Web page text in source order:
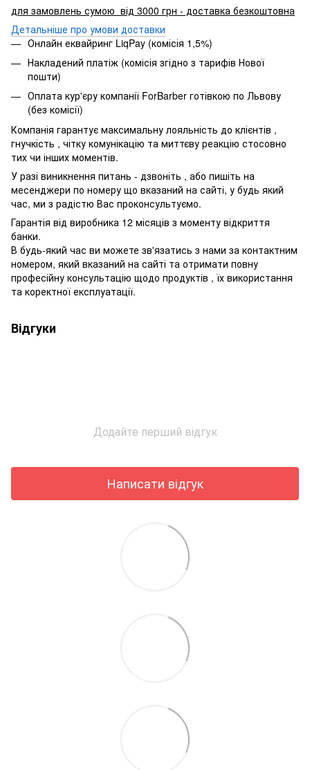
для замовлень сумою від 3000 грн - доставка безкоштовна
Детальніше про умови доставки
Онлайн еквайринг LiqPay (комісія 1,5%)
Накладений платіж (комісія згідно з тарифів Нової
пошти)
Оплата кур'єру компанії ForBarber готівкою по Львову
(без комісії)
Компанія гарантує максимальну лояльність до клієнтів ,
гнучкість , чітку комунікацію та миттєву реакцію стосовно
тих чи інших моментів.
У разі виникнення питань - дзвоніть , або пишіть на
месенджери по номеру що вказаний на сайті, у будь який
час, ми з радістю Вас проконсультуємо.
Гарантія від виробника 12 місяців з моменту відкриття
банки.
В будь-який час ви можете зв'язатись з нами за контактним
номером, який вказаний на сайті та отримати повну
професійну консультацію щодо продуктів , їх використання
та коректної експлуатації.
Відгуки
Додайте перший відгук
Написати відгук